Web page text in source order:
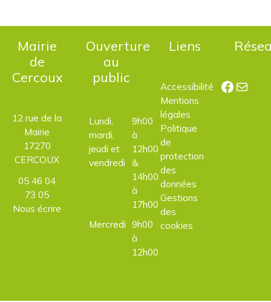
Mairie
de
Cercoux
12 rue de la
Mairie
17270
CERCOUX
05 46 04
73 05
Nous écrire
Ouverture
au
public
Lundi,
mardi,
jeudi et
vendredi
9h00
à
12h00
&
14h00
à
17h00
Mercredi 9h00
à
12h00
Liens
Accessibilité
Mentions
légales
Politique
de
protection
des
données
Gestions
des
cookies
E-mail